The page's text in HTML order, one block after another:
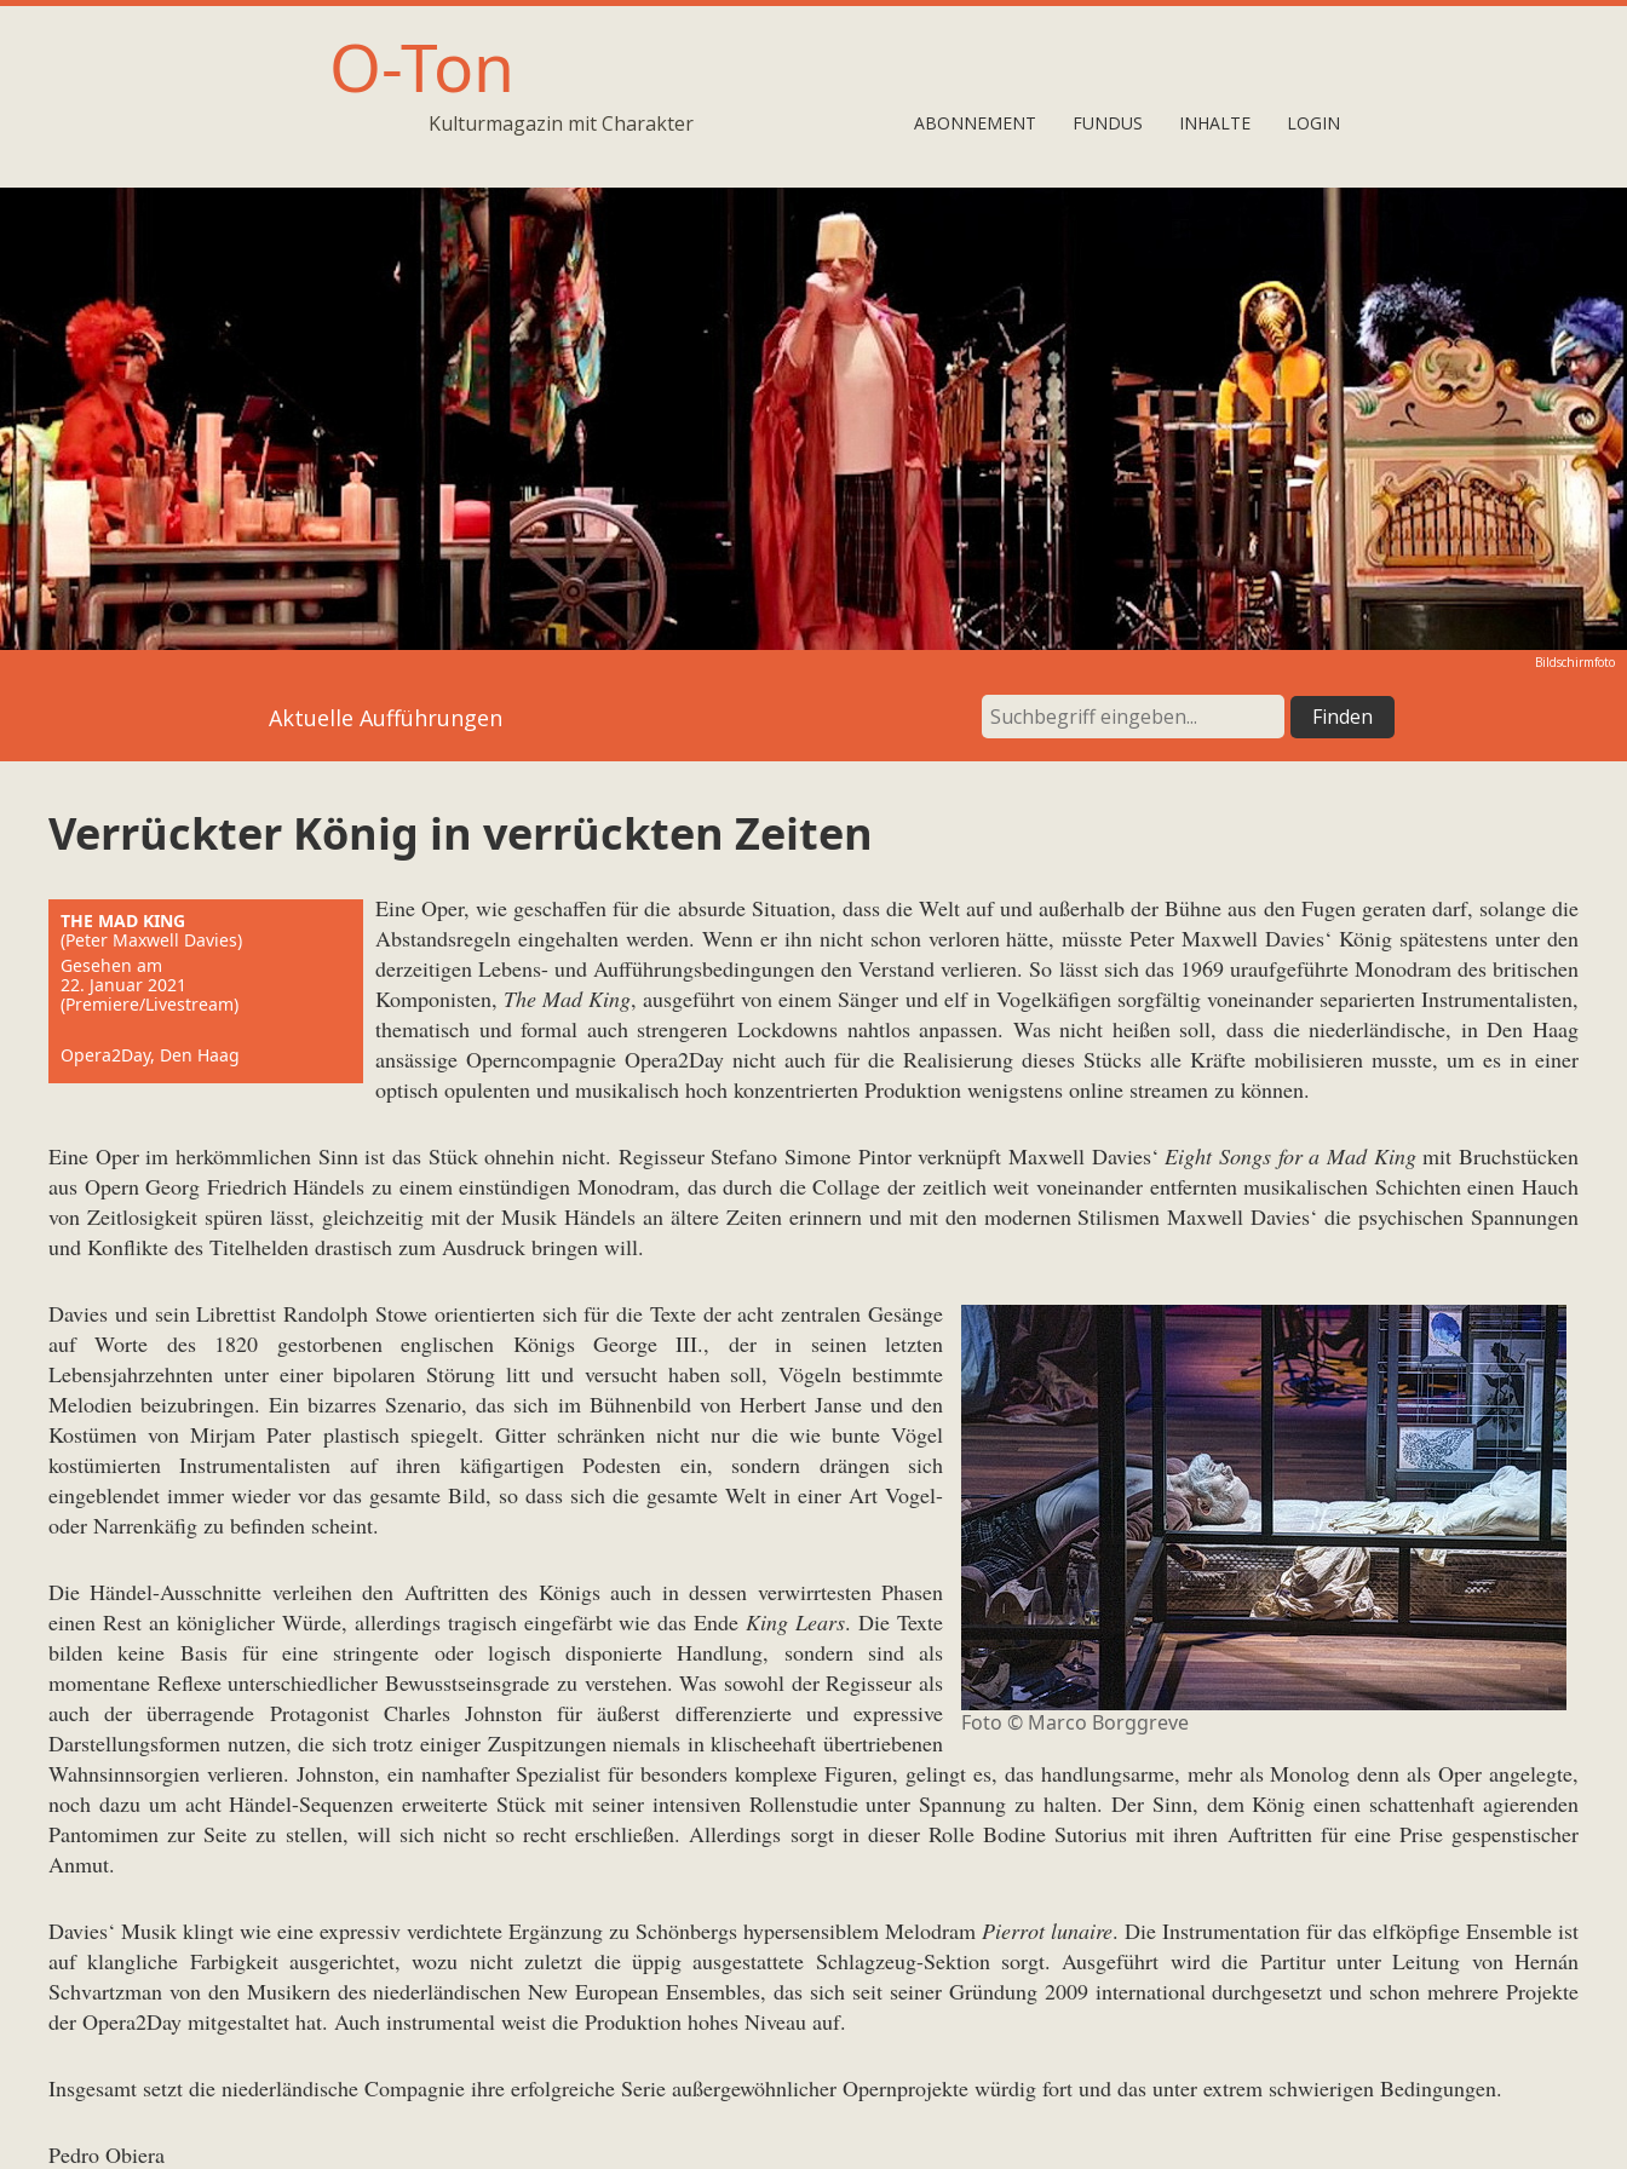
O-Ton
Kulturmagazin mit Charakter ABONNEMENT FUNDUS INHALTE LOGIN
Bildschirmfoto
Aktuelle Aufführungen
Verrückter König in verrückten Zeiten
THE MAD KING
(Peter Maxwell Davies)
Gesehen am
22. Januar 2021
(Premiere/Livestream)
Opera2Day, Den Haag
Eine Oper, wie geschaffen für die absurde Situation, dass die Welt auf und außerhalb der Bühne aus den Fugen geraten darf, solange die
Abstandsregeln eingehalten werden. Wenn er ihn nicht schon verloren hätte, müsste Peter Maxwell Davies‘ König spätestens unter den
derzeitigen Lebens- und Aufführungsbedingungen den Verstand verlieren. So lässt sich das 1969 uraufgeführte Monodram des britischen
Komponisten, The Mad King, ausgeführt von einem Sänger und elf in Vogelkäfigen sorgfältig voneinander separierten Instrumentalisten,
thematisch und formal auch strengeren Lockdowns nahtlos anpassen. Was nicht heißen soll, dass die niederländische, in Den Haag
ansässige Operncompagnie Opera2Day nicht auch für die Realisierung dieses Stücks alle Kräfte mobilisieren musste, um es in einer
optisch opulenten und musikalisch hoch konzentrierten Produktion wenigstens online streamen zu können.
Eine Oper im herkömmlichen Sinn ist das Stück ohnehin nicht. Regisseur Stefano Simone Pintor verknüpft Maxwell Davies‘ Eight Songs for a Mad Kingmit Bruchstücken
aus Opern Georg Friedrich Händels zu einem einstündigen Monodram, das durch die Collage der zeitlich weit voneinander entfernten musikalischen Schichten einen Hauch
von Zeitlosigkeit spüren lässt, gleichzeitig mit der Musik Händels an ältere Zeiten erinnern und mit den modernen Stilismen Maxwell Davies‘ die psychischen Spannungen
und Konflikte des Titelhelden drastisch zum Ausdruck bringen will.
Foto © Marco Borggreve
Davies und sein Librettist Randolph Stowe orientierten sich für die Texte der acht zentralen Gesänge
auf Worte des 1820 gestorbenen englischen Königs George III., der in seinen letzten
Lebensjahrzehnten unter einer bipolaren Störung litt und versucht haben soll, Vögeln bestimmte
Melodien beizubringen. Ein bizarres Szenario, das sich im Bühnenbild von Herbert Janse und den
Kostümen von Mirjam Pater plastisch spiegelt. Gitter schränken nicht nur die wie bunte Vögel
kostümierten Instrumentalisten auf ihren käfigartigen Podesten ein, sondern drängen sich
eingeblendet immer wieder vor das gesamte Bild, so dass sich die gesamte Welt in einer Art Vogel-
oder Narrenkäfig zu befinden scheint.
Die Händel-Ausschnitte verleihen den Auftritten des Königs auch in dessen verwirrtesten Phasen
einen Rest an königlicher Würde, allerdings tragisch eingefärbt wie das Ende King Lears. Die Texte
bilden keine Basis für eine stringente oder logisch disponierte Handlung, sondern sind als
momentane Reflexe unterschiedlicher Bewusstseinsgrade zu verstehen. Was sowohl der Regisseur als
auch der überragende Protagonist Charles Johnston für äußerst differenzierte und expressive
Darstellungsformen nutzen, die sich trotz einiger Zuspitzungen niemals in klischeehaft übertriebenen
Wahnsinnsorgien verlieren. Johnston, ein namhafter Spezialist für besonders komplexe Figuren, gelingt es, das handlungsarme, mehr als Monolog denn als Oper angelegte,
noch dazu um acht Händel-Sequenzen erweiterte Stück mit seiner intensiven Rollenstudie unter Spannung zu halten. Der Sinn, dem König einen schattenhaft agierenden
Pantomimen zur Seite zu stellen, will sich nicht so recht erschließen. Allerdings sorgt in dieser Rolle Bodine Sutorius mit ihren Auftritten für eine Prise gespenstischer
Anmut.
Davies‘ Musik klingt wie eine expressiv verdichtete Ergänzung zu Schönbergs hypersensiblem Melodram Pierrot lunaire. Die Instrumentation für das elfköpfige Ensemble ist
auf klangliche Farbigkeit ausgerichtet, wozu nicht zuletzt die üppig ausgestattete Schlagzeug-Sektion sorgt. Ausgeführt wird die Partitur unter Leitung von Hernán
Schvartzman von den Musikern des niederländischen New European Ensembles, das sich seit seiner Gründung 2009 international durchgesetzt und schon mehrere Projekte
der Opera2Day mitgestaltet hat. Auch instrumental weist die Produktion hohes Niveau auf.
Insgesamt setzt die niederländische Compagnie ihre erfolgreiche Serie außergewöhnlicher Opernprojekte würdig fort und das unter extrem schwierigen Bedingungen.
Pedro Obiera